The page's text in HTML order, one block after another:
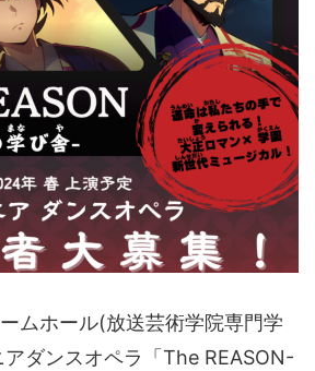
ムホール(放送芸術学院専門学
ダンスオペラ「The REASON-